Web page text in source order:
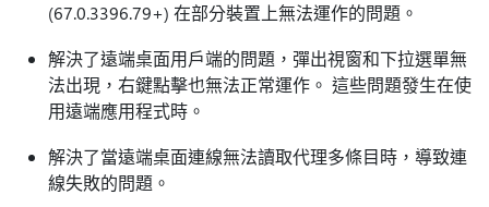
(67.0.3396.79+) 在部分裝置上無法運作的問題。
解決了遠端桌面用戶端的問題，彈出視窗和下拉選單無
法出現，右鍵點擊也無法正常運作。 這些問題發生在使
用遠端應用程式時。
解決了當遠端桌面連線無法讀取代理多條目時，導致連
線失敗的問題。